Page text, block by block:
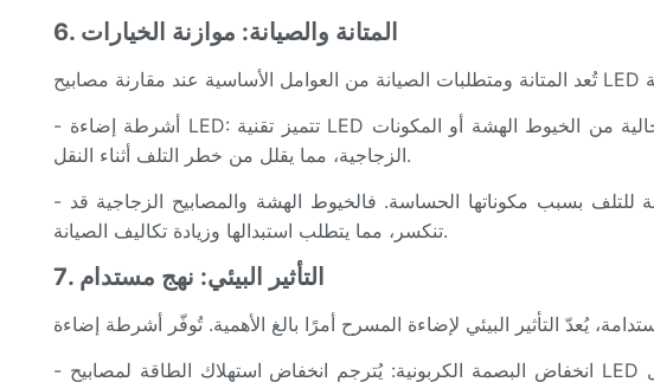
6. المتانة والصيانة: موازنة الخيارات
- أشرطة إضاءة LED: تتميز تقنية LED بمتانتها ومقاومتها للصدمات والاهتزازات، مما يجعلها مناسبة للعروض المتنقلة والعروض الحية المكثفة. كما أنها خالية من الخيوط الهشة أو المكونات
الزجاجية، مما يقلل من خطر التلف أثناء النقل.
- تركيبات الإضاءة التقليدية: مع أن تركيبات الإضاءة التقليدية تتحمل الاستخدام المتكرر، إلا أنها قد تكون أكثر عرضة للتلف بسبب مكوناتها الحساسة. فالخيوط الهشة والمصابيح الزجاجية قد
تنكسر، مما يتطلب استبدالها وزيادة تكاليف الصيانة.
7. التأثير البيئي: نهج مستدام
- انخفاض البصمة الكربونية: يُترجم انخفاض استهلاك الطاقة لمصابيح LED إلى انخفاض انبعاثات الكربون، مما يُسهم في بيئة أكثر اخضرارًا. ويمكن تحسين الاستدامة العامة للإنتاج من خلال